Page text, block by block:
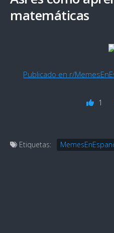
matemáticas
Publicado en r/
1
Etiquetas: